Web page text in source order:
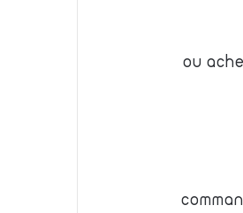
ou